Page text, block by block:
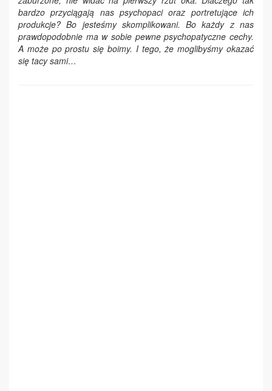
bardzoprzyciągają nas psychopaci oraz portretujące ich
produkcje? Bo jesteśmy skomplikowani. Bo każdy z nas
prawdopodobnie ma w sobie pewne psychopatyczne cechy.
A możepo prostu się boimy. I tego, że moglibyśmy okazać
się tacy sami…